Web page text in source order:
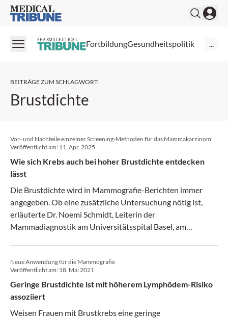
Medical Tribune
PHARMACEUTICAL FortbildungGesundheitspolitik ...
BEITRÄGE ZUM SCHLAGWORT:
Brustdichte
Vor- und Nachteile einzelner Screening-Methoden für das Mammakarzinom
Veröffentlicht am: 11. Apr. 2025
Wie sich Krebs auch bei hoher Brustdichte entdecken
lässt
Die Brustdichte wird in Mammografie-Berichten immer
angegeben. Ob eine zusätzliche Untersuchung nötig ist,
erläuterte Dr. Noemi Schmidt, Leiterin der
Mammadiagnostik am Universitätsspital Basel, am
Neue Anwendung für die Mammografie
Veröffentlicht am: 18. Mai 2021
Geringe Brustdichte ist mit höherem Lymphödem-Risiko
assoziiert
Weisen Frauen mit Brustkrebs eine geringe